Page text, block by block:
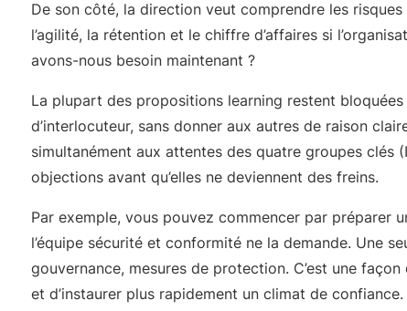
De son côté, la direction veut comprendre les
l’agilité, la rétention et le chiffre d’affaires si
avons-nous besoin maintenant ?
La plupart des propositions learning restent bloquées
d’interlocuteur, sans donner aux autres de raison
simultanément aux attentes des quatre groupes clés
objections avant qu’elles ne deviennent des freins.
Par exemple, vous pouvez commencer par préparer
l’équipe sécurité et conformité ne la demande. Une
gouvernance, mesures de protection. C’est une
et d’instaurer plus rapidement un climat de confiance.